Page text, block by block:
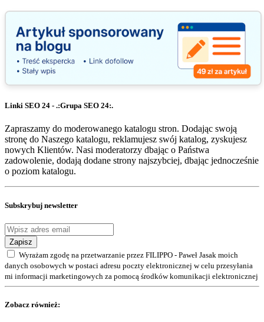
Linki SEO 24 - .:Grupa SEO 24:.
Zapraszamy do moderowanego katalogu stron. Dodając swoją
stronę do Naszego katalogu, reklamujesz swój katalog, zyskujesz
nowych Klientów. Nasi moderatorzy dbając o Państwa
zadowolenie, dodają dodane strony najszybciej, dbając jednocześnie
o poziom katalogu.
Subskrybuj newsletter
Zapisz
Wyrażam zgodę na przetwarzanie przez FILIPPO - Paweł Jasak moich
danych osobowych w postaci adresu poczty elektronicznej w celu przesyłania
mi informacji marketingowych za pomocą środków komunikacji elektronicznej
Zobacz również: